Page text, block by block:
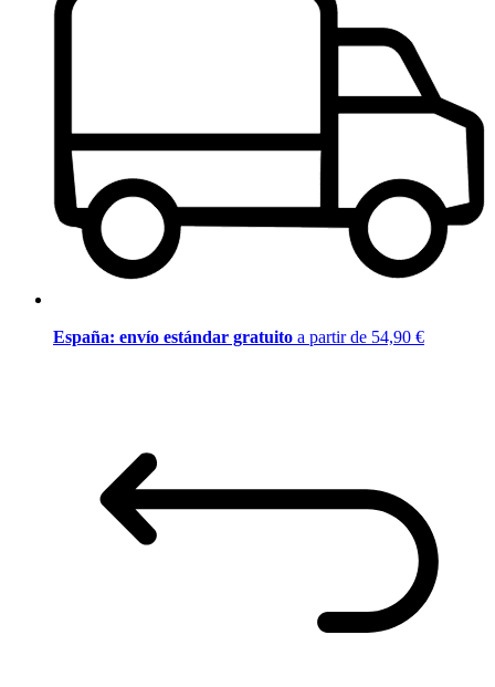
España: envío estándar gratuito a partir de 54,90 €